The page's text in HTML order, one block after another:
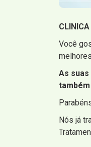
Você
As
Nós já